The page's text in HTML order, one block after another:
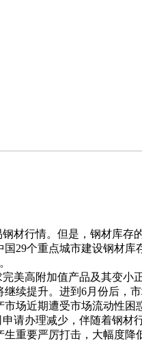
材行情。但是，钢材库
29个重点城市建设钢材
美高附加值产品及其变
续提升。进到6月份后，
场近期遭受市场流动性
办理减少，伴随着钢材
重要严厉打击，大幅度